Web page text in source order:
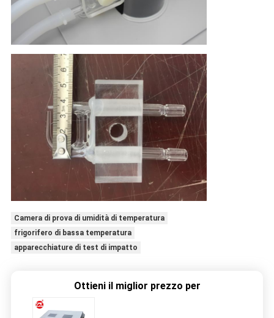
Camera di prova di umidità di temperatura
frigorifero di bassa temperatura
apparecchiature di test di impatto
Ottieni il miglior prezzo per